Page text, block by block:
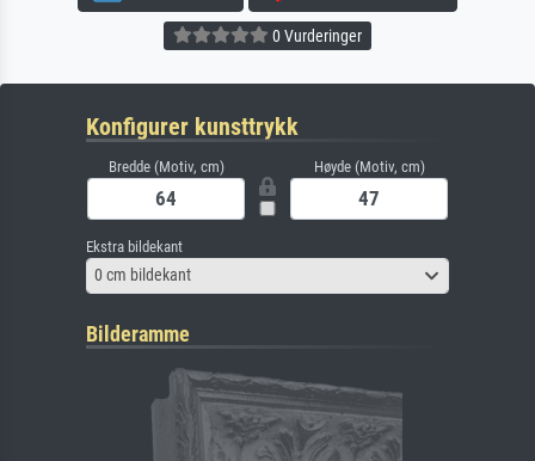
0 Vurderinger
Konfigurer kunsttrykk
Bredde (Motiv, cm) Høyde (Motiv, cm)
Ekstra bildekant
0 cm bildekant
Bilderamme